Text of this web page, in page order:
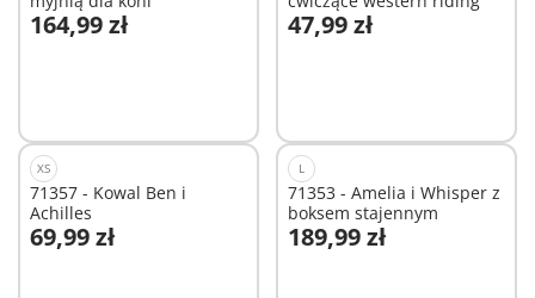
164,99 zł
Dodaj do koszyka 47,99 zł
Dodaj do koszyka
XS
71357 - Kowal Ben i
Achilles
69,99 zł
Dodaj do koszyka
L
71353 - Amelia i Whisper z
boksem stajennym
189,99 zł